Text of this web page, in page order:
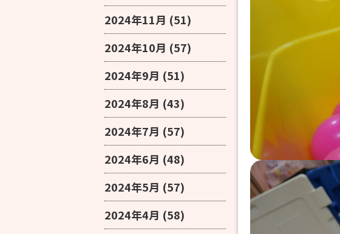
2024年11月 (51)
2024年10月 (57)
2024年9月 (51)
2024年8月 (43)
2024年7月 (57)
2024年6月 (48)
2024年5月 (57)
2024年4月 (58)